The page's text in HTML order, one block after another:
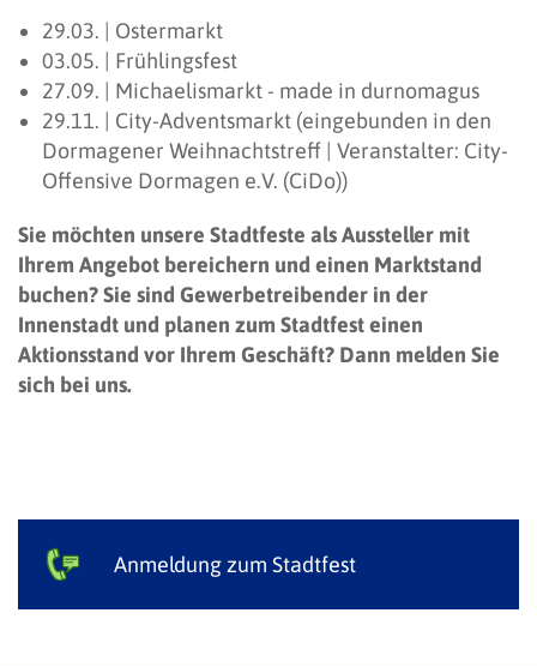
29.03. | Ostermarkt
03.05. | Frühlingsfest
27.09. | Michaelismarkt - made in durnomagus
29.11. | City-Adventsmarkt (eingebunden in den
Dormagener Weihnachtstreff | Veranstalter: City-
Offensive Dormagen e.V. (CiDo))
Sie möchten unsere Stadtfeste als Aussteller mit
Ihrem Angebot bereichern und einen Marktstand
buchen? Sie sind Gewerbetreibender in der
Innenstadt und planen zum Stadtfest einen
Aktionsstand vor Ihrem Geschäft? Dann melden Sie
sich bei uns.
Anmeldung zum Stadtfest